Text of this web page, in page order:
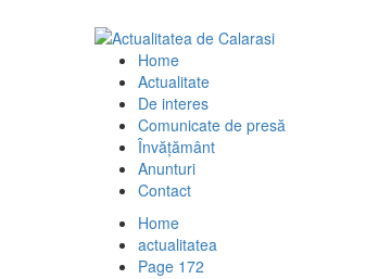
Primary
Menu
Home
Actualitate
De interes
Comunicate de presă
Învăţământ
Anunturi
Contact
Home
actualitatea
Page 172